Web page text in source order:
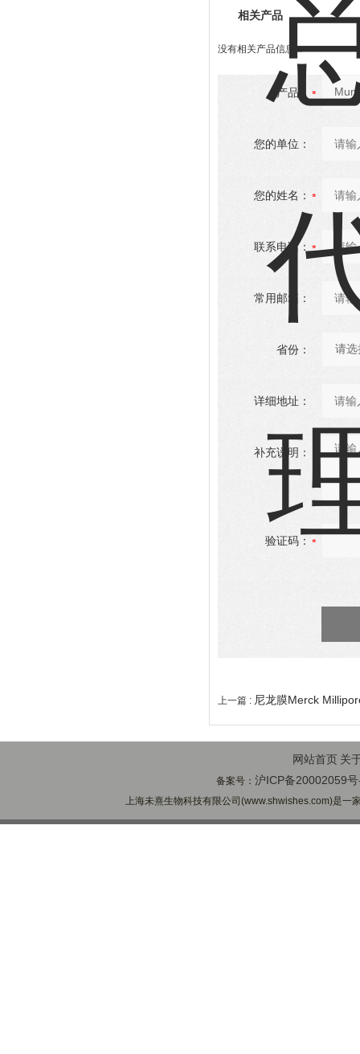
相关产品
没有相关产品信息...
产品：
您的单位：
您的姓名：
联系电话：
常用邮箱：
省份：
详细地址：
补充说明：
验证码：
上一篇 : 尼龙膜Merck
网站首页 关
备案号：沪ICP备20002059
上海未熹生物科技有限公司(www.shwishes.com)是一